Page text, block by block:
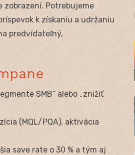
zobrazení. Potrebujeme
k získaniu a udržaniu
predvídateľný,
SMB“ alebo „znižiť
(MQL/PQA), aktivácia
save rate o 30 % a tým aj